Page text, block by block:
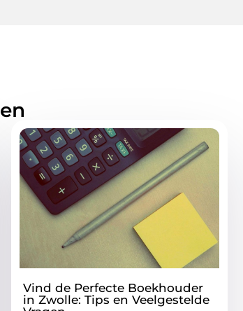
Vind de Perfecte Boekhouder
in Zwolle: Tips en Veelgestelde